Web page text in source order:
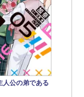
人公の弟である